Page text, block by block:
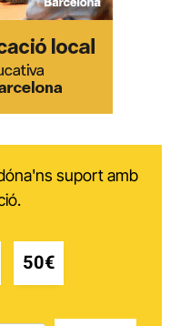
suport amb
50€